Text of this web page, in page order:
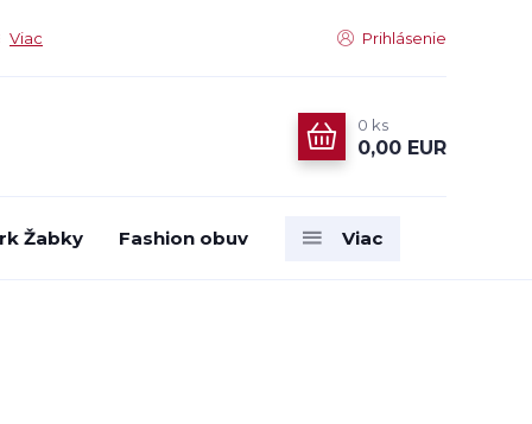
Viac Prihlásenie
0 ks
0,00 EUR
Žabky Fashion obuv Viac